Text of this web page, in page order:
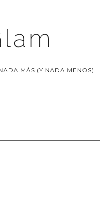
MÁS (Y NADA MENOS).